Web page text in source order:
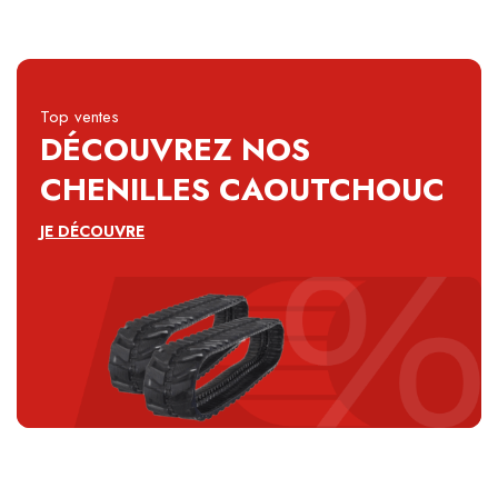
Top ventes
DÉCOUVREZ NOS
CHENILLES CAOUTCHOUC
JE DÉCOUVRE